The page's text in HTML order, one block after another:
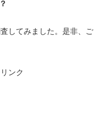
してみました。是非、ご
ンク